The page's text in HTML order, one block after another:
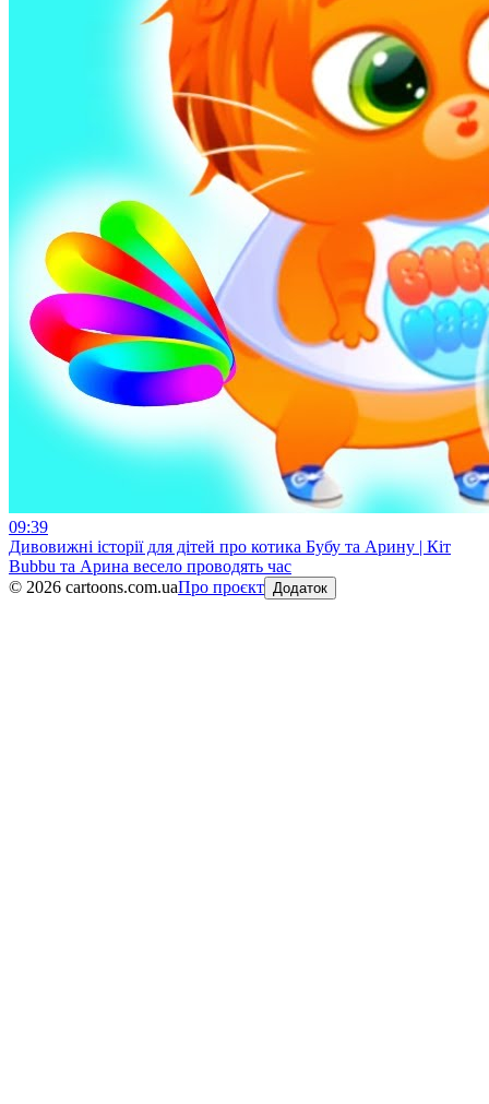
09:39
Дивовижні історії для дітей про котика Бубу та Арину | Кіт
Bubbu та Арина весело проводять час
© 2026 cartoons.com.uaПро проєкт Додаток